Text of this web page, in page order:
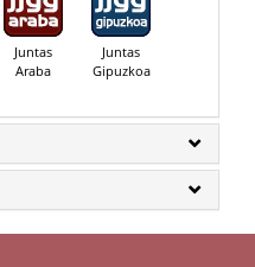
Juntas
Araba
Juntas
Gipuzkoa